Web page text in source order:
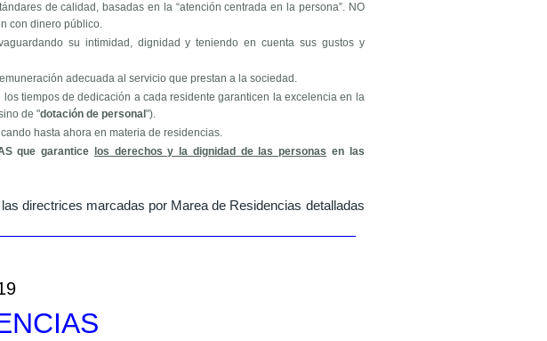
de calidad, basadas en la “atención centrada en la persona”. NO
con dinero público.
su intimidad, dignidad y teniendo en cuenta sus gustos y
adecuada al servicio que prestan a la sociedad.
tiempos de dedicación a cada residente garanticen la excelencia en la
de "dotación de personal").
hasta ahora en materia de residencias.
que garantice
los derechos y la dignidad de las personas en las
directrices marcadas por Marea de Residencias detalladas